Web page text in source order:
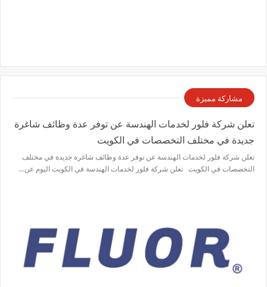
مشاركة مميزة
تعلن شركة فلور لخدمات الهندسة عن توفر عدة وظائف شاغرة
جديدة في مختلف التخصصات في الكويت
تعلن شركة فلور لخدمات الهندسة عن توفر عدة وظائف شاغرة جديدة في مختلف
التخصصات في الكويت تعلن شركة فلور لخدمات الهندسة في الكويت اليوم عن…